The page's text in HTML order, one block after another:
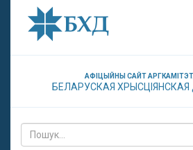
АФІЦЫЙНЫ САЙТ
БЕЛАРУСКАЯ